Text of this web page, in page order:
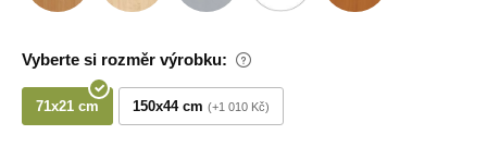
Vyberte si rozměr výrobku:
71x21 cm 150x44 cm +1 010 Kč